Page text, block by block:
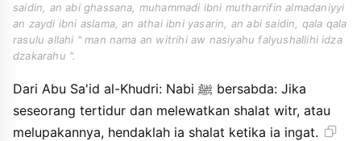
saidin, an abi ghassana, muhammadi ibni mutharrifin almadaniyyi
an zaydi ibni aslama, an athai ibni yasarin, an abi saidin, qala qala
rasulu allahi " man nama an witrihi aw nasiyahu falyushallihi idza
dzakarahu ".
Dari Abu Sa'id al-Khudri: Nabi ﷺ bersabda: Jika
seseorang tertidur dan melewatkan shalat witr, atau
melupakannya, hendaklah ia shalat ketika ia ingat.